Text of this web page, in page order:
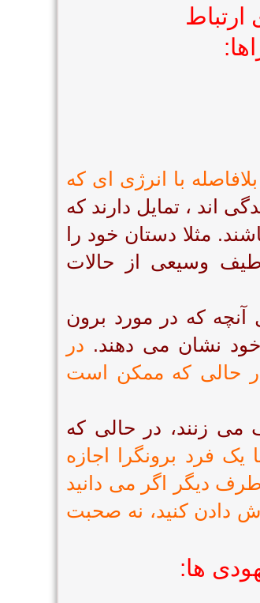
با انرژی ای که
اند ، تمایل دارند که
مثلا دستان خود را
وسیعی از حالات
آنچه که در مورد برون
نشان می دهند. در
حالی که ممکن است
می زنند، در حالی که
یک فرد برونگرا اجازه
طرف دیگر اگر می دانید
دادن کنید، نه صحبت
ها: